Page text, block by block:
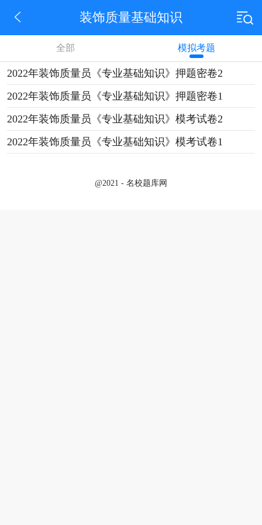
装饰质量基础知识
全部 模拟考题
2022年装饰质量员《专业基础知识》押题密卷2
2022年装饰质量员《专业基础知识》押题密卷1
2022年装饰质量员《专业基础知识》模考试卷2
2022年装饰质量员《专业基础知识》模考试卷1
@2021 - 名校题库网